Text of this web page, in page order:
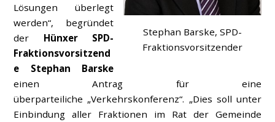
Stephan Barske, SPD-
Fraktionsvorsitzender
Lösungen überlegt
werden“, begründet
der Hünxer SPD-
Fraktionsvorsitzend
e Stephan Barske
einen Antrag für eine
überparteiliche „Verkehrskonferenz“. „Dies soll unter
Einbindung aller Fraktionen im Rat der Gemeinde